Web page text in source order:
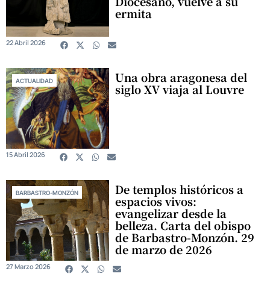
ermita
22 Abril 2026
ACTUALIDAD Una obra aragonesa del
siglo XV viaja al Louvre
15 Abril 2026
BARBASTRO-MONZÓN De templos históricos a
espacios vivos:
evangelizar desde la
belleza. Carta del obispo
de Barbastro-Monzón. 29
de marzo de 2026
27 Marzo 2026